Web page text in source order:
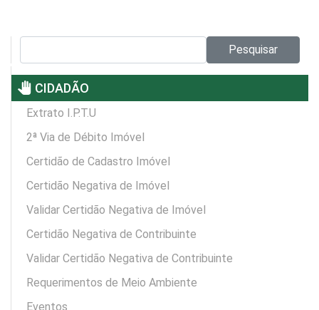
Pesquisar
pan_tool CIDADÃO
Extrato I.P.T.U
2ª Via de Débito Imóvel
Certidão de Cadastro Imóvel
Certidão Negativa de Imóvel
Validar Certidão Negativa de Imóvel
Certidão Negativa de Contribuinte
Validar Certidão Negativa de Contribuinte
Requerimentos de Meio Ambiente
Eventos